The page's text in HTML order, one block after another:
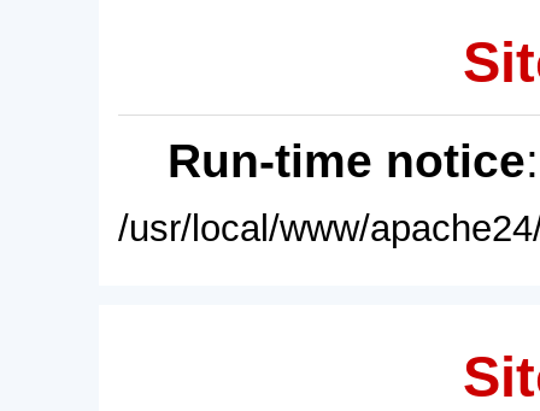
Run-time notice
/usr/local/www/